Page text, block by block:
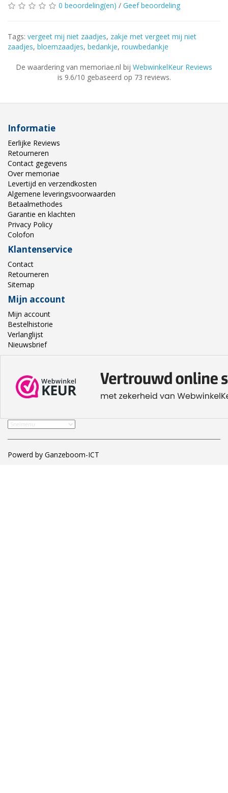
0 beoordeling(en) / Geef beoordeling
Tags: vergeet mij niet zaadjes, zakje met vergeet mij niet
zaadjes, bloemzaadjes, bedankje, rouwbedankje
De waardering van memoriae.nl bij WebwinkelKeur Reviews
is 9.6/10 gebaseerd op 73 reviews.
Informatie
Eerlijke Reviews
Retourneren
Contact gegevens
Over memoriae
Levertijd en verzendkosten
Algemene leveringsvoorwaarden
Betaalmethodes
Garantie en klachten
Privacy Policy
Colofon
Klantenservice
Contact
Retourneren
Sitemap
Mijn account
Mijn account
Bestelhistorie
Verlanglijst
Nieuwsbrief
Powerd by Ganzeboom-ICT